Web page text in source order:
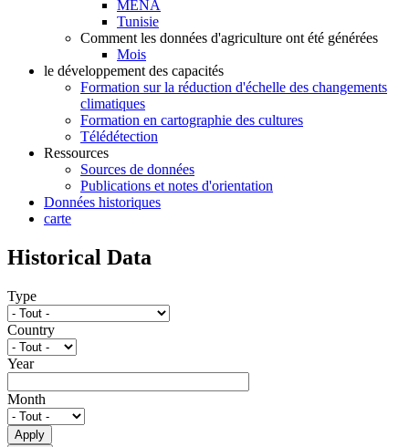
MENA
Tunisie
Comment les données d'agriculture ont été générées
Mois
le développement des capacités
Formation sur la réduction d'échelle des changements
climatiques
Formation en cartographie des cultures
Télédétection
Ressources
Sources de données
Publications et notes d'orientation
Données historiques
carte
Historical Data
Type
Country
Year
Month